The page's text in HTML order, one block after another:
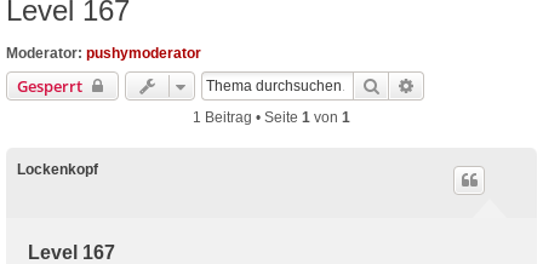
Level 167
Moderator: pushymoderator
Gesperrt Suche
1 Beitrag • Seite 1 von 1
Lockenkopf
Level 167